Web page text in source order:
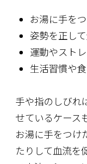
お湯に手を
姿勢を正し
運動やスト
生活習慣や
手や指のしびれ
せているケース
お湯に手をつけ
たりして血流を